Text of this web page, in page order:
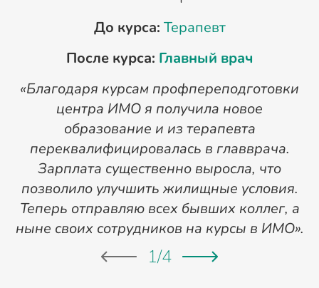
До курса: Терапевт
После курса: Главный врач
«Благодаря курсам профпереподготовки
центра ИМО я получила новое
образование и из терапевта
переквалифицировалась в главврача.
Зарплата существенно выросла, что
позволило улучшить жилищные условия.
Теперь отправляю всех бывших коллег, а
ныне своих сотрудников на курсы в ИМО».
1/4